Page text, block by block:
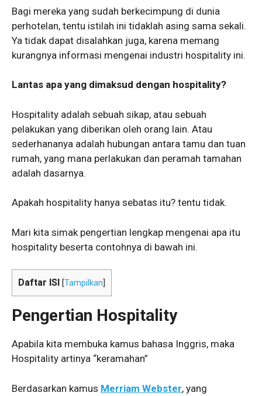
Bagi mereka yang sudah berkecimpung di dunia
perhotelan, tentu istilah ini tidaklah asing sama sekali.
Ya tidak dapat disalahkan juga, karena memang
kurangnya informasi mengenai industri hospitality ini.
Lantas apa yang dimaksud dengan hospitality?
Hospitality adalah sebuah sikap, atau sebuah
pelakukan yang diberikan oleh orang lain. Atau
sederhananya adalah hubungan antara tamu dan tuan
rumah, yang mana perlakukan dan peramah tamahan
adalah dasarnya.
Apakah hospitality hanya sebatas itu? tentu tidak.
Mari kita simak pengertian lengkap mengenai apa itu
hospitality beserta contohnya di bawah ini.
Daftar ISI [Tampilkan
Pengertian Hospitality
Apabila kita membuka kamus bahasa Inggris, maka
Hospitality artinya “keramahan”
Berdasarkan kamus Merriam Webster, yang